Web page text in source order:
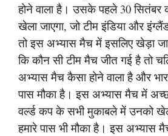
होने वाला है। उसके पहले 30
खेला जाएगा, जो टीम इंडिया और
तो इस अभ्यास मैच में इसलिए खेड़ा
कि कौन सी टीम मैच जीत गई है तो
अभ्यास मैच कैसा होने वाला है और
पास मौका है। इस अभ्यास मैच में
वर्ल्ड कप के सभी मुकाबले में उनको
हमारे पास भी मौका है। इस अभ्यास